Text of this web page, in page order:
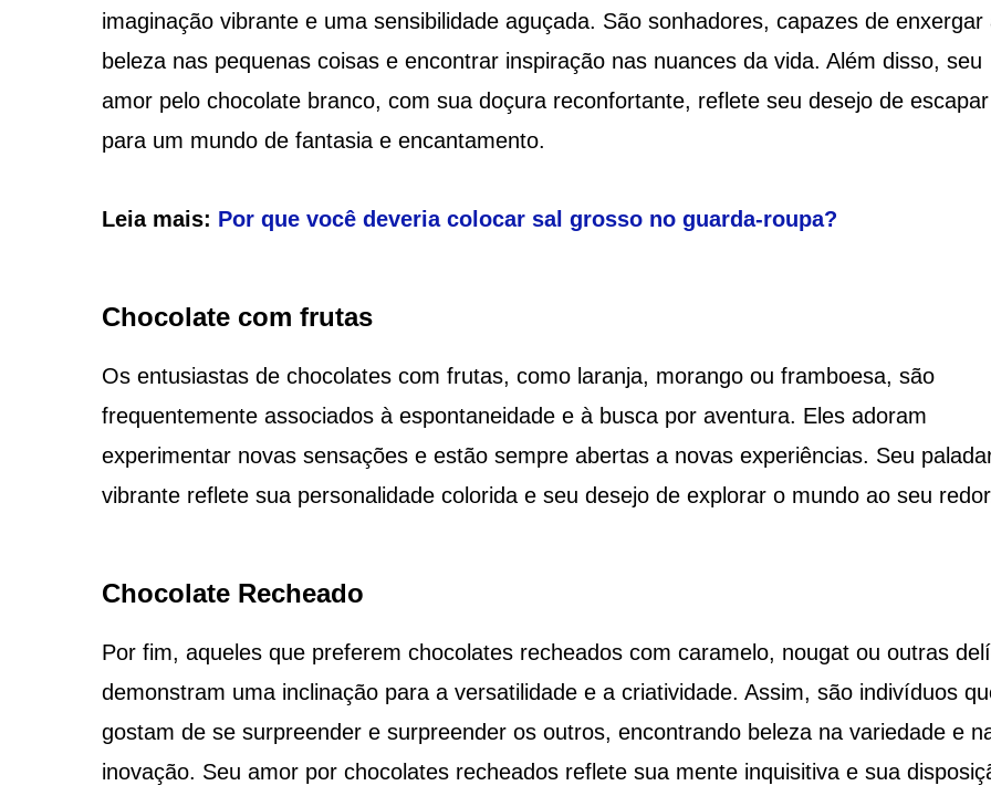
imaginação vibrante e uma sensibilidade aguçada. São sonhadores, capazes de enxergar
beleza nas pequenas coisas e encontrar inspiração nas nuances da vida. Além disso, seu
amor pelo chocolate branco, com sua doçura reconfortante, reflete seu desejo de escapar
para um mundo de fantasia e encantamento.
Leia mais: Por que você deveria colocar sal grosso no guarda-roupa?
Chocolate com frutas
Os entusiastas de chocolates com frutas, como laranja, morango ou framboesa, são
frequentemente associados à espontaneidade e à busca por aventura. Eles adoram
experimentar novas sensações e estão sempre abertas a novas experiências. Seu
vibrante reflete sua personalidade colorida e seu desejo de explorar o mundo ao seu
Chocolate Recheado
Por fim, aqueles que preferem chocolates recheados com caramelo, nougat ou outras
demonstram uma inclinação para a versatilidade e a criatividade. Assim, são indivíduos
gostam de se surpreender e surpreender os outros, encontrando beleza na variedade e
inovação. Seu amor por chocolates recheados reflete sua mente inquisitiva e sua